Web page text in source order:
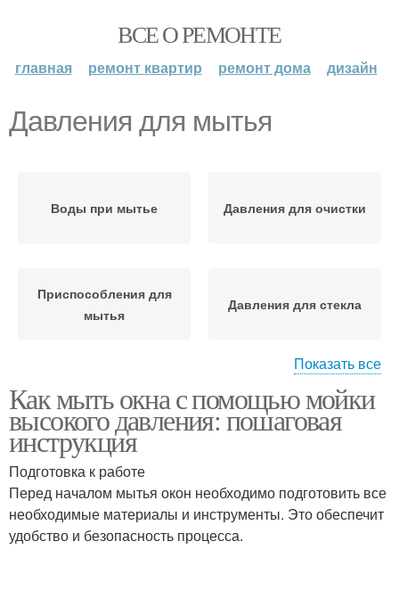
ВСЕ О РЕМОНТЕ
главная ремонт квартир ремонт дома дизайн
Давления для мытья
Воды при мытье Давления для очистки
Приспособления для
мытья
Давления для стекла
Эффективное мытьё
Давления для
идеального результата
Оптимальное давление Давления для окон
Показать все
Как мыть окна с помощью мойки
высокого давления: пошаговая
инструкция
Подготовка к работе
Перед началом мытья окон необходимо подготовить все
необходимые материалы и инструменты. Это обеспечит
удобство и безопасность процесса.